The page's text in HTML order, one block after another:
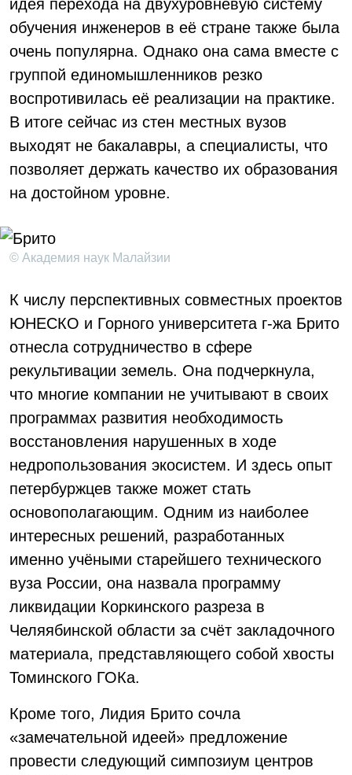
идея перехода на двухуровневую систему
обучения инженеров в её стране также была
очень популярна. Однако она сама вместе с
группой единомышленников резко
воспротивилась её реализации на практике.
В итоге сейчас из стен местных вузов
выходят не бакалавры, а специалисты, что
позволяет держать качество их образования
на достойном уровне.
© Академия наук Малайзии
К числу перспективных совместных проектов
ЮНЕСКО и Горного университета г-жа Брито
отнесла сотрудничество в сфере
рекультивации земель. Она подчеркнула,
что многие компании не учитывают в своих
программах развития необходимость
восстановления нарушенных в ходе
недропользования экосистем. И здесь опыт
петербуржцев также может стать
основополагающим. Одним из наиболее
интересных решений, разработанных
именно учёными старейшего технического
вуза России, она назвала программу
ликвидации Коркинского разреза в
Челяябинской области за счёт закладочного
материала, представляющего собой хвосты
Томинского ГОКа.
Кроме того, Лидия Брито сочла
«замечательной идеей» предложение
провести следующий симпозиум центров